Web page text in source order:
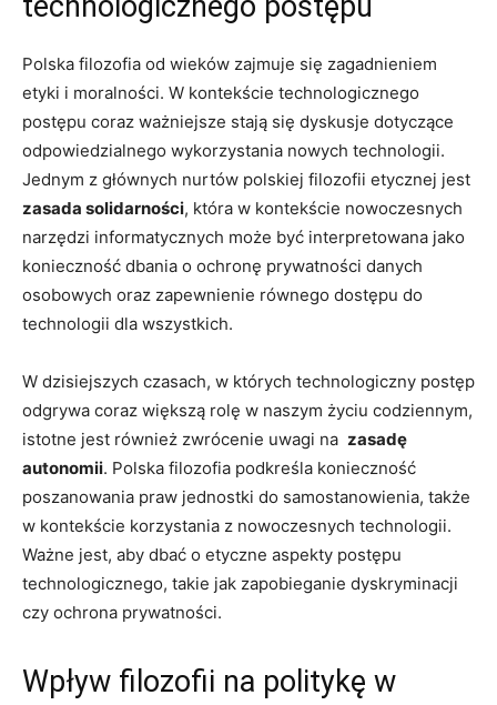
Polska filozofia od wieków zajmuje⁤ się⁤ zagadnieniem
etyki i moralności. ‌W kontekście ⁢technologicznego
postępu‍ coraz ważniejsze stają się dyskusje dotyczące⁤
odpowiedzialnego wykorzystania nowych technologii.
Jednym z głównych⁣ nurtów polskiej filozofii etycznej jest
zasada solidarności, która w kontekście nowoczesnych ​
narzędzi informatycznych może być interpretowana ⁢jako
konieczność dbania o ochronę prywatności danych
osobowych oraz zapewnienie równego ‍dostępu do
technologii dla ​wszystkich.
W dzisiejszych czasach, w‌ których technologiczny postęp
odgrywa coraz większą rolę w naszym życiu codziennym,
istotne ‌jest również⁢ zwrócenie uwagi na ⁣ zasadę
autonomii. Polska filozofia podkreśla konieczność
poszanowania ‌praw jednostki do samostanowienia, także
w kontekście⁤ korzystania z nowoczesnych technologii. ​
Ważne jest, aby dbać o etyczne⁢ aspekty postępu
technologicznego, takie jak ⁤zapobieganie ‌dyskryminacji
czy ochrona prywatności.
Wpływ‌ filozofii ⁢na politykę w